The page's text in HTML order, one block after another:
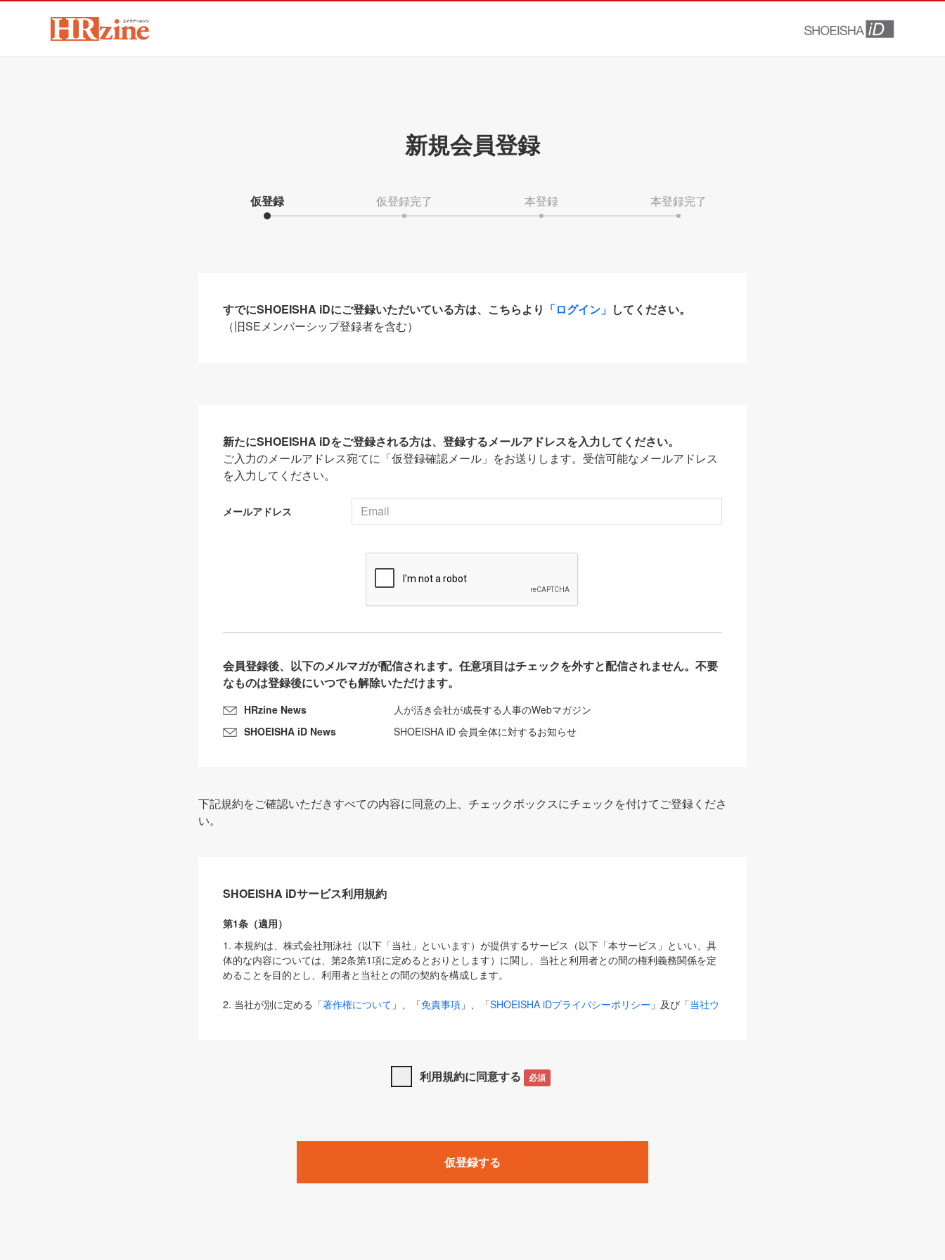
新規会員登録
仮登録 仮登録完了 本登録 本登録完了
すでにSHOEISHA iDにご登録いただいている方は、こちらより 「ログイン」 してください。
（旧SEメンバーシップ登録者を含む）
新たにSHOEISHA iDをご登録される方は、登録するメールアドレスを入力してください。
ご入力のメールアドレス宛てに「仮登録確認メール」をお送りします。受信可能なメールアドレス
を入力してください。
メールアドレス
会員登録後、以下のメルマガが配信されます。任意項目はチェックを外すと配信されません。不要
なものは登録後にいつでも解除いただけます。
HRzine News
人が活き会社が成長する人事のWebマガジン
SHOEISHA iD News
SHOEISHA iD 会員全体に対するお知らせ
下記規約をご確認いただきすべての内容に同意の上、チェックボックスにチェックを付けてご登録くださ
い。
SHOEISHA iDサービス利用規約
第1条（適用）
1. 本規約は、株式会社翔泳社（以下「当社」といいます）が提供するサービス（以下「本サービス」といい、具
体的な内容については、第2条第1項に定めるとおりとします）に関し、当社と利用者との間の権利義務関係を定
めることを目的とし、利用者と当社との間の契約を構成します。
2. 当社が別に定める「著作権について 」、「免責事項 」、「SHOEISHA iDプライバシーポリシー 」及び「当社ウ
は、本規約の規定が優先して適用されるものとします。
1. 「本サービス」とは、当社が提供する以下のサービス（名称や内容が変更された場合、変更後のサービスを含
みます）及びこれらサービスに関連して当社が実施するイベントやキャンペーンをいいます。
「SEBook」「SEShop」「CodeZine」「MarkeZine」「EnterpriseZine」「ECzine」「Biz/Zine」「HRzine」
利用規約に同意する 必須
仮登録する